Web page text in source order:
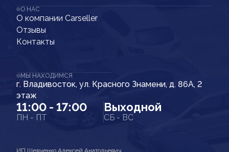
О НАС
О компании Carseller
Отзывы
Контакты
МЫ НАХОДИМСЯ
г. Владивосток, ул. Красного Знамени, д. 86А, 2
этаж
11:00 - 17:00
ПН - ПТ
Выходной
СБ - ВС
ИП Шевченко Алексей Анатольевич